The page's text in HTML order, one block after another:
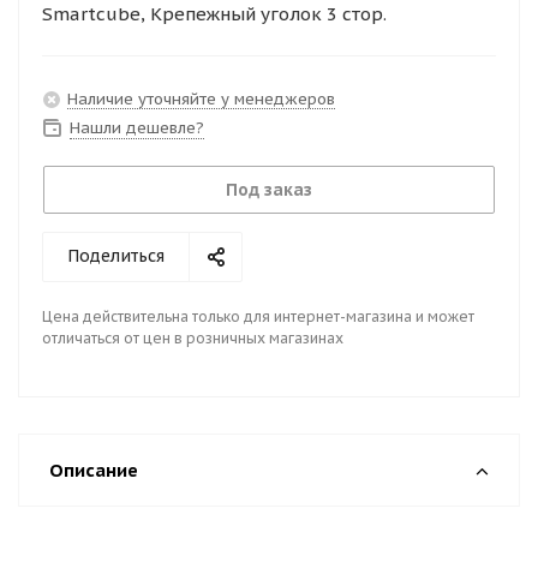
Smartcube, Крепежный уголок 3 стор.
Наличие уточняйте у менеджеров
Нашли дешевле?
Под заказ
Поделиться
Цена действительна только для интернет-магазина и может
отличаться от цен в розничных магазинах
Описание